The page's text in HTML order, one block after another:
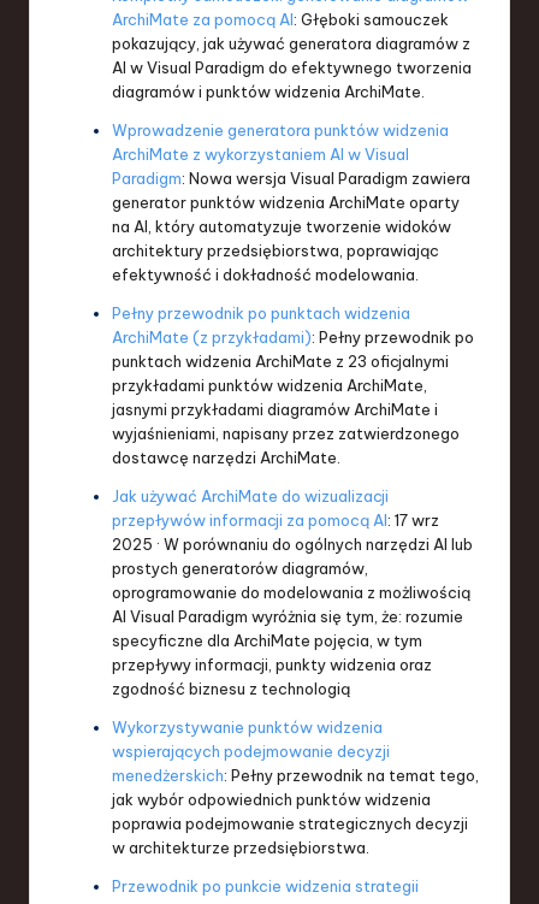
ArchiMate za pomocą AI: Głęboki samouczek
pokazujący, jak używać generatora diagramów z
AI w Visual Paradigm do efektywnego tworzenia
diagramów i punktów widzenia ArchiMate.
Wprowadzenie generatora punktów widzenia
ArchiMate z wykorzystaniem AI w Visual
Paradigm: Nowa wersja Visual Paradigm zawiera
generator punktów widzenia ArchiMate oparty
na AI, który automatyzuje tworzenie widoków
architektury przedsiębiorstwa, poprawiając
efektywność i dokładność modelowania.
Pełny przewodnik po punktach widzenia
ArchiMate (z przykładami): Pełny przewodnik po
punktach widzenia ArchiMate z 23 oficjalnymi
przykładami punktów widzenia ArchiMate,
jasnymi przykładami diagramów ArchiMate i
wyjaśnieniami, napisany przez zatwierdzonego
dostawcę narzędzi ArchiMate.
Jak używać ArchiMate do wizualizacji
przepływów informacji za pomocą AI: 17 wrz
2025 · W porównaniu do ogólnych narzędzi AI lub
prostych generatorów diagramów,
oprogramowanie do modelowania z możliwością
AI Visual Paradigm wyróżnia się tym, że: rozumie
specyficzne dla ArchiMate pojęcia, w tym
przepływy informacji, punkty widzenia oraz
zgodność biznesu z technologią
Wykorzystywanie punktów widzenia
wspierających podejmowanie decyzji
menedżerskich: Pełny przewodnik na temat tego,
jak wybór odpowiednich punktów widzenia
poprawia podejmowanie strategicznych decyzji
w architekturze przedsiębiorstwa.
Przewodnik po punkcie widzenia strategii